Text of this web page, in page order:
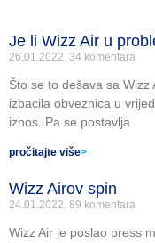
Je li Wizz Air u
26.01.2022. 34 komentara
Što se to dešava sa
izbacila obveznica u
iznos. Pa se postavlja
pročitajte više>
Wizz Airov spin
24.01.2022. 89 komentara
Wizz Air je poslao press